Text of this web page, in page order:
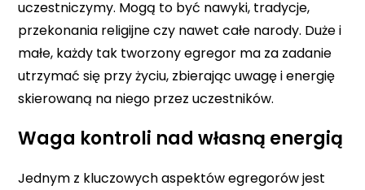
uczestniczymy. Mogą to być nawyki, tradycje,
przekonania religijne czy nawet całe narody. Duże i
małe, każdy tak tworzony egregor ma za zadanie
utrzymać się przy życiu, zbierając uwagę i energię
skierowaną na niego przez uczestników.
Waga kontroli nad własną energią
Jednym z kluczowych aspektów egregorów jest